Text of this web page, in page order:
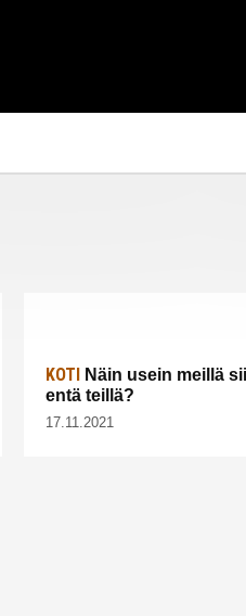
KOTI
Näin usein meillä
entä teillä?
17.11.2021